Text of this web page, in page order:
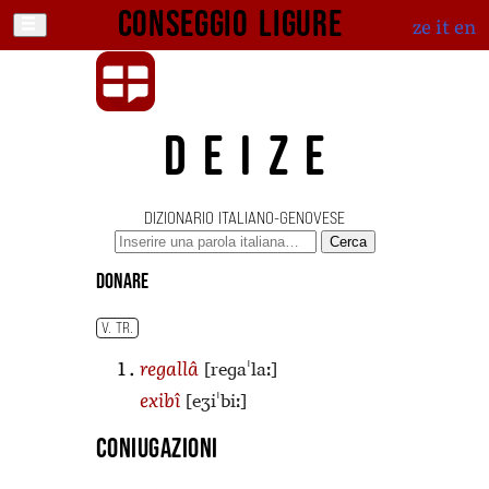
Conseggio ligure ze iten
DEIZE
DIZIONARIO ITALIANO-GENOVESE
Cerca
donare
V. TR.
regallâ [reɡaˈlaː]
exibî [eʒiˈbiː]
Coniugazioni